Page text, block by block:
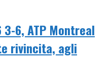
6, ATP Montreal
rivincita, agli